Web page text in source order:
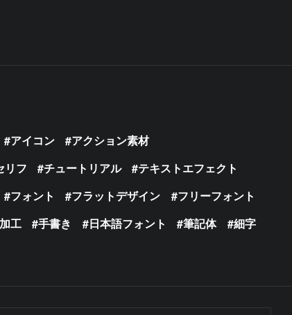
アイコン
アクション素材
リフ チュートリアル
テキストエフェクト
フォント フラットデザイン
フリーフォント
工 手書き 日本語フォント 筆記体
細字